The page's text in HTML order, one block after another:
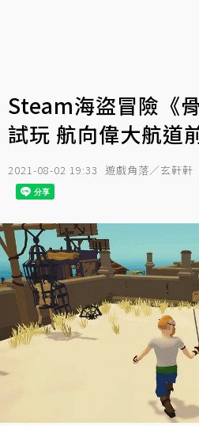
Steam海盜冒險《
試玩 航向偉大航道
2021-08-02 19:33 遊戲角落／玄軒軒